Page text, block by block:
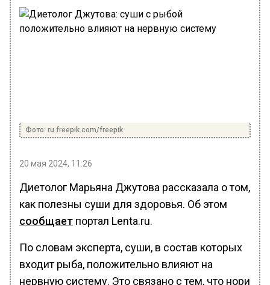
Фото: ru.freepik.com/freepik
20 мая 2024, 11:26
Диетолог Марьяна Джутова рассказала о том,
как полезны суши для здоровья. Об этом
сообщает портал Lenta.ru.
По словам эксперта, суши, в состав которых
входит рыба, положительно влияют на
нервную систему. Это связано с тем, что нори